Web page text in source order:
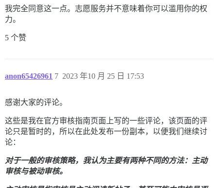
我完全同意这一点。志愿服务并不意味着你可以滥用你的权
力。
5 个赞
anon65426961 2023 年10 月 25 日 17:53
7
感谢大家的评论。
这些是我在官方审核指南页面上写的一些评论，该页面的评
论只是暂时的，所以在此处发布一份副本，以便我们继续讨
论：
对于一般的审核策略，我认为主要有两种不同的方法：主动
审核与被动审核。